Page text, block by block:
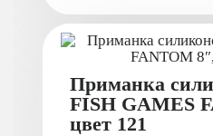
Приманка
FISH GAMES
цвет 121